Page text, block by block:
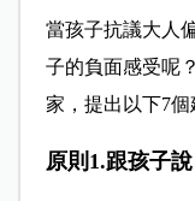
當孩子抗議大人
子的負面感受呢
家，提出以下7個
原則1.跟孩子